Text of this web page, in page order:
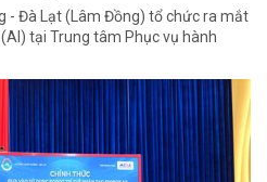
- Đà Lạt (Lâm Đồng) tổ chức ra mắt
tại Trung tâm Phục vụ hành